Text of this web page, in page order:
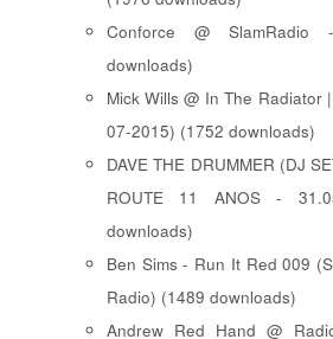
Conforce @
downloads)
Mick Wills @ In The Radiator
07-2015) (1752 downloads)
DAVE THE DRUMMER (DJ
ROUTE 11 ANOS -
downloads)
Ben Sims - Run It Red 009
Radio) (1489 downloads)
Andrew Red Hand @